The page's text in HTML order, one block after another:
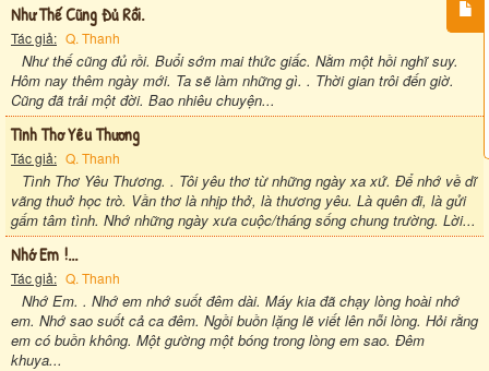
Như Thế Cũng Đủ Rồi.
Tác giả: Q. Thanh
Như thế cũng đủ rồi. Buổi sớm mai thức giấc. Nằm một hồi nghĩ suy.
Hôm nay thêm ngày mới. Ta sẽ làm những gì. . Thời gian trôi đến giờ.
Cũng đã trải một đời. Bao nhiêu chuyện...
Tình Thơ Yêu Thương
Tác giả: Q. Thanh
Tình Thơ Yêu Thương. . Tôi yêu thơ từ những ngày xa xứ. Để nhớ về dĩ
vãng thuở học trò. Vần thơ là nhịp thở, là thương yêu. Là quên đi, là gửi
gấm tâm tình. Nhớ những ngày xưa cuộc/tháng sống chung trường. Lời...
Nhớ Em !...
Tác giả: Q. Thanh
Nhớ Em. . Nhớ em nhớ suốt đêm dài. Máy kia đã chạy lòng hoài nhớ
em. Nhớ sao suốt cả ca đêm. Ngồi buồn lặng lẽ viết lên nỗi lòng. Hỏi rằng
em có buồn không. Một gường một bóng trong lòng em sao. Ðêm
khuya...